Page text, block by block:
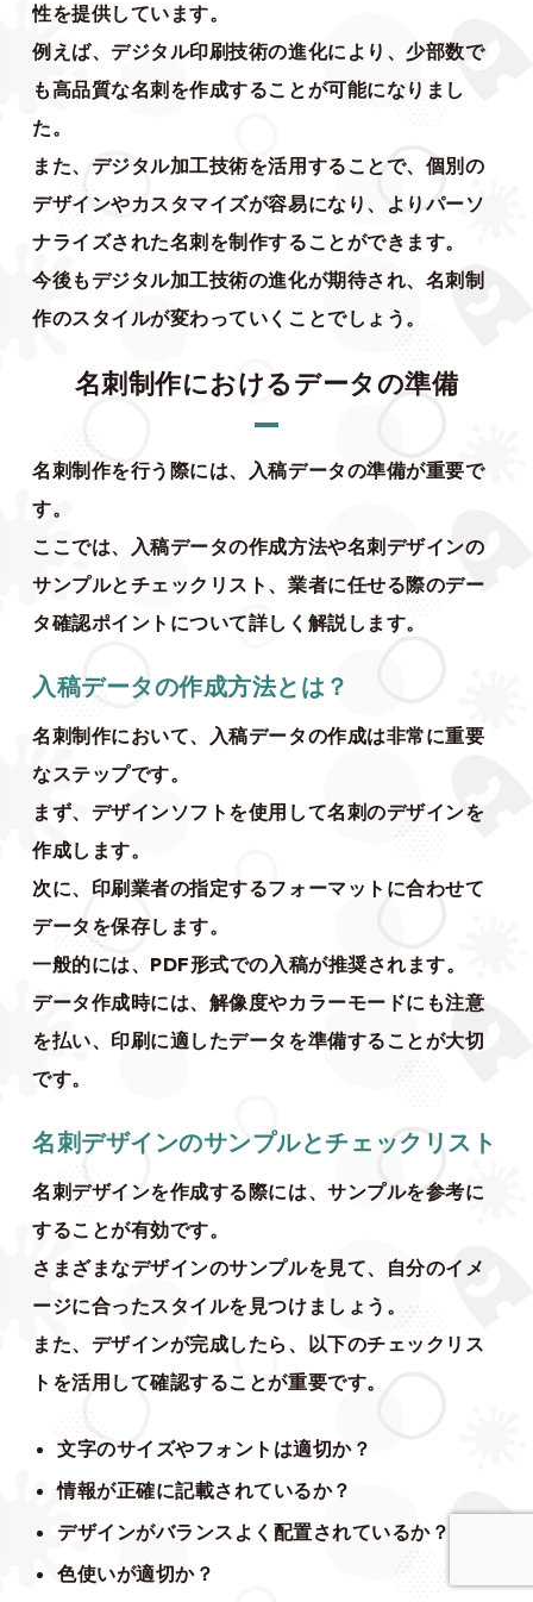
性を提供しています。
例えば、デジタル印刷技術の進化により、少部数で
も高品質な名刺を作成することが可能になりまし
た。
また、デジタル加工技術を活用することで、個別の
デザインやカスタマイズが容易になり、よりパーソ
ナライズされた名刺を制作することができます。
今後もデジタル加工技術の進化が期待され、名刺制
作のスタイルが変わっていくことでしょう。
名刺制作におけるデータの準備
名刺制作を行う際には、入稿データの準備が重要で
す。
ここでは、入稿データの作成方法や名刺デザインの
サンプルとチェックリスト、業者に任せる際のデー
タ確認ポイントについて詳しく解説します。
入稿データの作成方法とは？
名刺制作において、入稿データの作成は非常に重要
なステップです。
まず、デザインソフトを使用して名刺のデザインを
作成します。
次に、印刷業者の指定するフォーマットに合わせて
データを保存します。
一般的には、PDF形式での入稿が推奨されます。
データ作成時には、解像度やカラーモードにも注意
を払い、印刷に適したデータを準備することが大切
です。
名刺デザインのサンプルとチェックリスト
名刺デザインを作成する際には、サンプルを参考に
することが有効です。
さまざまなデザインのサンプルを見て、自分のイメ
ージに合ったスタイルを見つけましょう。
また、デザインが完成したら、以下のチェックリス
トを活用して確認することが重要です。
文字のサイズやフォントは適切か？
情報が正確に記載されているか？
デザインがバランスよく配置されているか？
色使いが適切か？